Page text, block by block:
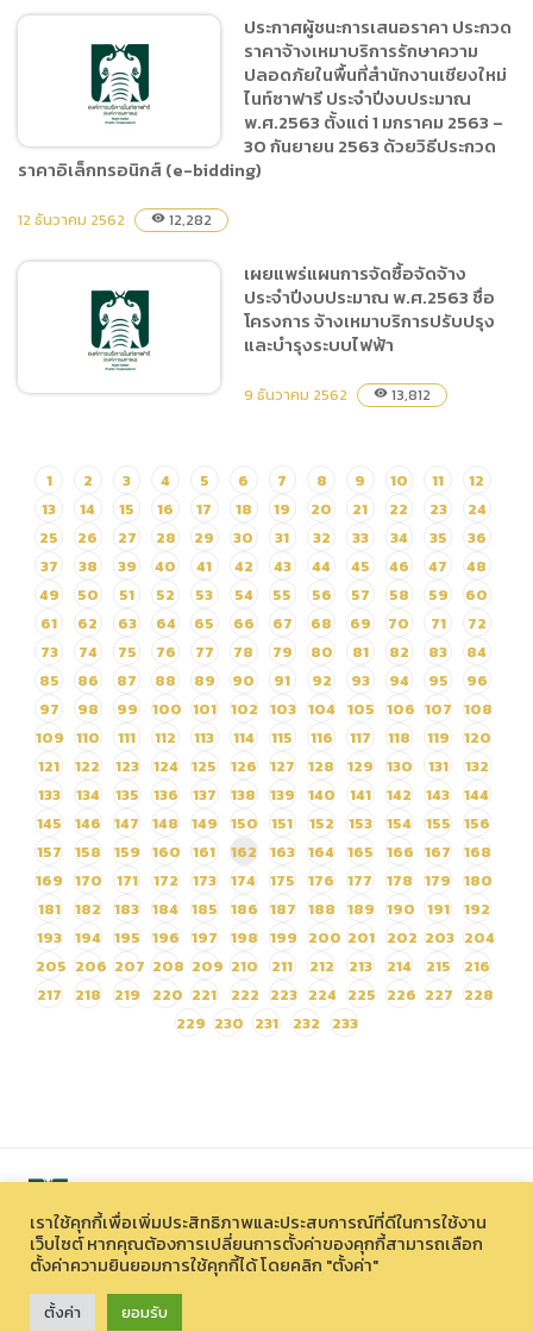
ประกวดราคาจ้างเหมาบริการ
ทำความสะอาดในพื้นที่
สำนักงานเชียงใหม่ไนท์ซาฟารี
ประจำปีงบประมาณ
พ.ศ.2563 ตั้งแต่ 1 มกราคม
2563 – 30 กันยายน 2563
ด้วยวิธีประกวดราคา
อิเล็กทรอนิกส์ (e-bidding)
ประกาศผู้ชนะการเสนอราคา
ประกวดราคาจ้างเหมาบริการ
รักษาความปลอดภัยในพื้นที่
สำนักงานเชียงใหม่ไนท์ซาฟารี
ประจำปีงบประมาณ
พ.ศ.2563 ตั้งแต่ 1 มกราคม
2563 – 30 กันยายน 2563
ประกาศผู้ชนะการเสนอราคา ประกวด
ราคาจ้างเหมาบริการรักษาความ
ปลอดภัยในพื้นที่สำนักงานเชียงใหม่
ไนท์ซาฟารี ประจำปีงบประมาณ
พ.ศ.2563 ตั้งแต่ 1 มกราคม 2563 –
30 กันยายน 2563 ด้วยวิธีประกวด
ราคาอิเล็กทรอนิกส์ (e-bidding)
12 ธันวาคม 2562 visibility 12,282
เผยแพร่แผนการจัดซื้อจัดจ้าง
ประจำปีงบประมาณ
พ.ศ.2563 ชื่อโครงการ จ้าง
เหมาบริการปรับปรุงและบำรุง
ระบบไฟฟ้า
เผยแพร่แผนการจัดซื้อจัดจ้าง
ประจำปีงบประมาณ พ.ศ.2563 ชื่อ
โครงการ จ้างเหมาบริการปรับปรุง
และบำรุงระบบไฟฟ้า
9 ธันวาคม 2562 visibility 13,812
1 2 3 4 5 6 7 8 9 10 11
12
13
14 15 16 17 18 19 20 21 22 23
24
25
26 27 28 29 30 31 32 33 34 35
36
37
38 39 40 41 42 43 44 45 46 47
48
49
50 51 52 53 54 55 56 57 58 59
60
61
62 63 64 65 66 67 68 69 70 71
72
73
74 75 76 77 78 79 80 81 82 83
84
85
86 87 88 89 90 91 92 93 94 95
96
97
98 99 100 101 102 103 104 105 106 107 108
109 110 111 112 113 114 115 116 117 118 119
120
121
122 123 124 125 126 127 128 129 130 131
132
133
134 135 136 137 138 139 140 141 142 143
144
145
146 147 148 149 150 151 152 153 154 155
156
157
158 159 160 161 162 163 164 165 166 167
168
169 170 171 172 173 174 175 176 177 178 179
180
181
182 183 184 185 186 187 188 189 190 191
192
193 194 195 196 197 198 199 200 201 202 203 204
205 206 207 208 209 210 211 212 213 214 215
216
217
218 219 220 221 222 223 224 225 226 227 228
229 230 231 232 233
สงวนลิขสิทธิ์ © 2026 องค์การบริหารไนท์ซาฟารี (องค์การมหาชน)
33 หมู่ที่ 12 ตำบลหนองควาย อำเภอหางดง จังหวัดเชียงใหม่ 50230
เราใช้คุกกี้เพื่อเพิ่มประสิทธิภาพและประสบการณ์ที่ดีในการใช้งาน
เว็บไซต์ หากคุณต้องการเปลี่ยนการตั้งค่าของคุกกี้สามารถเลือก
ตั้งค่าความยินยอมการใช้คุกกี้ได้ โดยคลิก "ตั้งค่า"
ตั้งค่า ยอมรับ